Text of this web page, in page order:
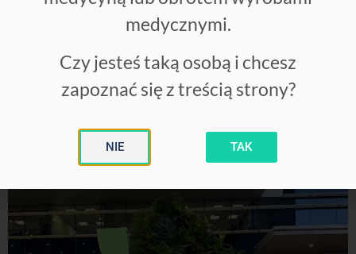
rozwiązań dla swoich pacjentów.
We współpracy z firmą
PHU Technomex sp. z o.o.
otwieramy się na nowe kanały rozwoju i współpracy.
medycznymi.
Czy jesteś taką osobą i chcesz
zapoznać się z treścią strony?
NIE TAK